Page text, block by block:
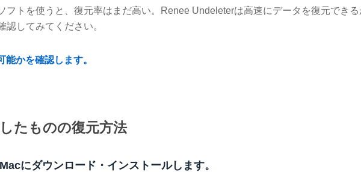
フトを使うと、復元率はまだ高い。Renee Undeleterは高速にデータを復元でき
してみてください。
かを確認します。
たものの復元方法
にダウンロード・インストールします。